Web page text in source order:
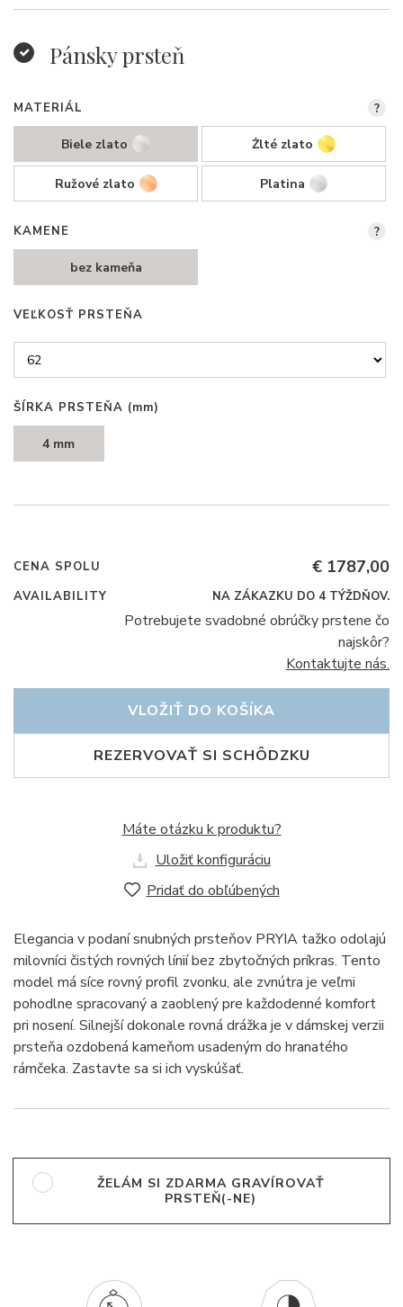
Pánsky prsteň
MATERIÁL
Biele zlato Žlté zlato
Ružové zlato Platina
?
KAMENE
bez kameňa
?
VEĽKOSŤ PRSTEŇA
ŠÍRKA PRSTEŇA (mm)
4 mm
CENA SPOLU € 1787,00
AVAILABILITY NA ZÁKAZKU DO 4 TÝŽDŇOV.
Potrebujete svadobné obrúčky prstene čo
najskôr?
Kontaktujte nás.
REZERVOVAŤ SI SCHÔDZKU
VLOŽIŤ DO KOŠÍKA
Máte otázku k produktu?
Uložiť konfiguráciu
Pridať do obľúbených
Elegancia v podaní snubných prsteňov PRYIA tažko odolajú
milovníci čistých rovných línií bez zbytočných príkras. Tento
model má síce rovný profil zvonku, ale zvnútra je veľmi
pohodlne spracovaný a zaoblený pre každodenné komfort
pri nosení. Silnejší dokonale rovná drážka je v dámskej verzii
prsteňa ozdobená kameňom usadeným do hranatého
rámčeka. Zastavte sa si ich vyskúšať.
ŽELÁM SI ZDARMA GRAVÍROVAŤ
PRSTEŇ(-NE)